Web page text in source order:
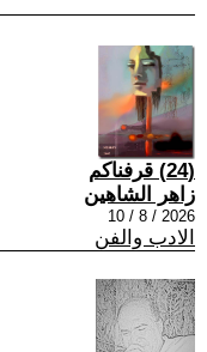
(24) قرفناكم
زاهر الشاهين
2026 / 8 / 10
الادب والفن